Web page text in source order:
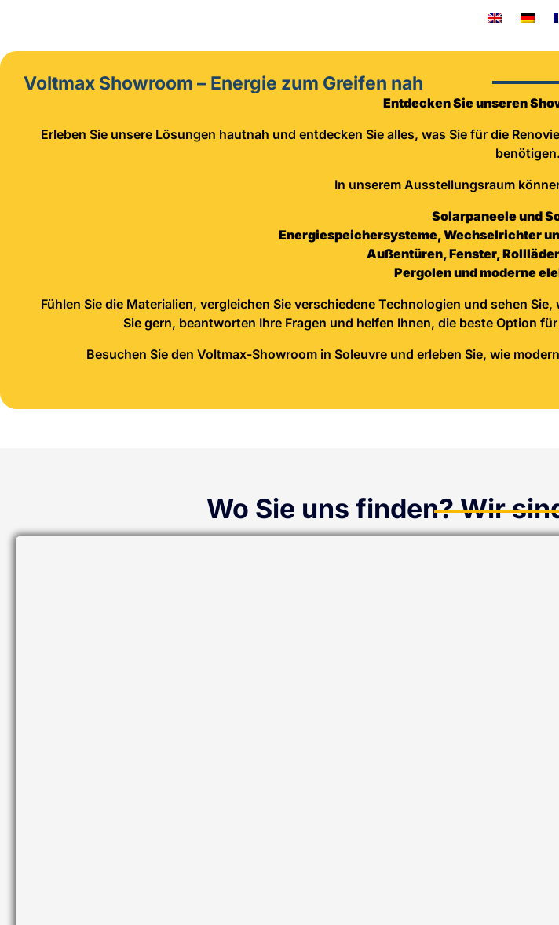
Voltmax Showroom – Energie zum Greifen nah
Entdecken Sie unseren
Erleben Sie unsere Lösungen hautnah und entdecken Sie alles, was Sie für die
benötigen.
In unserem Ausstellungsraum
Solarpaneele und
Energiespeichersysteme, Wechselrichter
Außentüren, Fenster,
Pergolen und moderne
Fühlen Sie die Materialien, vergleichen Sie verschiedene Technologien und sehen
Sie gern, beantworten Ihre Fragen und helfen Ihnen, die beste Option
Besuchen Sie den Voltmax-Showroom in Soleuvre und erleben Sie, wie
Wo Sie uns finden? Wir